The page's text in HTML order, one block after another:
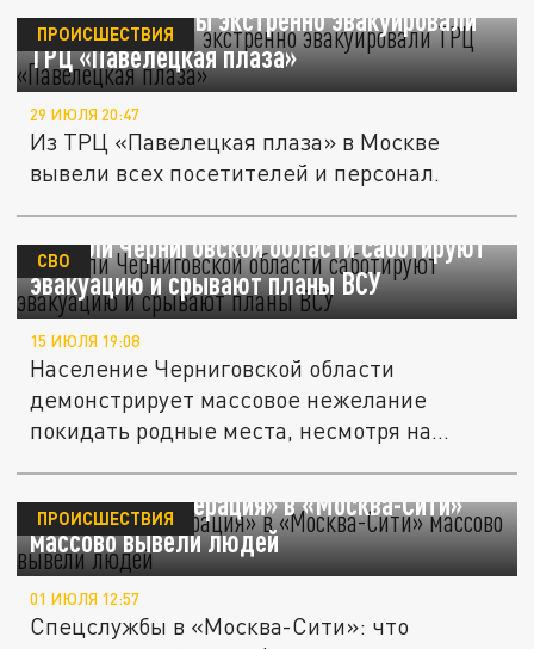
В центре Москвы экстренно эвакуировали
ТРЦ «Павелецкая плаза»
ПРОИСШЕСТВИЯ
29 ИЮЛЯ 20:47
Из ТРЦ «Павелецкая плаза» в Москве
вывели всех посетителей и персонал.
Жители Черниговской области саботируют
эвакуацию и срывают планы ВСУ
СВО
15 ИЮЛЯ 19:08
Население Черниговской области
демонстрирует массовое нежелание
покидать родные места, несмотря на
Из башни «Федерация» в «Москва-Сити»
массово вывели людей
ПРОИСШЕСТВИЯ
01 ИЮЛЯ 12:57
Спецслужбы в «Москва-Сити»: что